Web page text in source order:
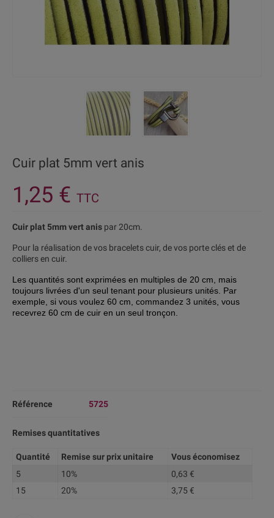
Cuir plat 5mm vert anis
1,25 € TTC
Cuir plat 5mm vert anis par 20cm.
Pour la réalisation de vos bracelets cuir, de vos porte clés et de
colliers en cuir.
Les quantités sont exprimées en multiples de 20 cm, mais
toujours livrées d'un seul tenant pour plusieurs unités. Par
exemple, si vous voulez 60 cm, commandez 3 unités, vous
recevrez 60 cm de cuir en un seul tronçon.
Référence 5725
Remises quantitatives
Quantité Remise sur prix unitaire
Vous économisez
5
10%
0,63 €
15
20% 3,75 €